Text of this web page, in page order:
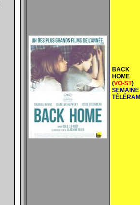
BACK
HOME
(VO-ST)
SEMAINE